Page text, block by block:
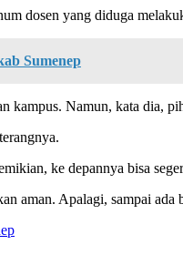
dosen yang diduga
Sumenep
kampus. Namun, kata dia,
ke depannya bisa
aman. Apalagi, sampai